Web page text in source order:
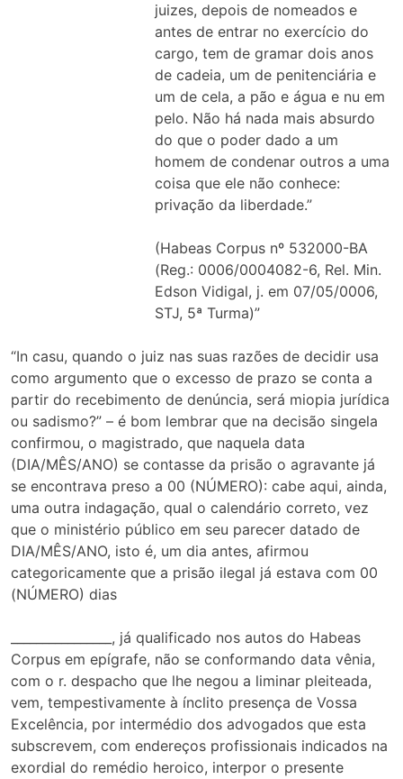
juizes, depois de nomeados e
antes de entrar no exercício do
cargo, tem de gramar dois anos
de cadeia, um de penitenciária e
um de cela, a pão e água e nu em
pelo. Não há nada mais absurdo
do que o poder dado a um
homem de condenar outros a uma
coisa que ele não conhece:
privação da liberdade.”
(Habeas Corpus nº 532000-BA
(Reg.: 0006/0004082-6, Rel. Min.
Edson Vidigal, j. em 07/05/0006,
STJ, 5ª Turma)”
“In casu, quando o juiz nas suas razões de decidir usa
como argumento que o excesso de prazo se conta a
partir do recebimento de denúncia, será miopia jurídica
ou sadismo?” – é bom lembrar que na decisão singela
confirmou, o magistrado, que naquela data
(DIA/MÊS/ANO) se contasse da prisão o agravante já
se encontrava preso a 00 (NÚMERO): cabe aqui, ainda,
uma outra indagação, qual o calendário correto, vez
que o ministério público em seu parecer datado de
DIA/MÊS/ANO, isto é, um dia antes, afirmou
categoricamente que a prisão ilegal já estava com 00
(NÚMERO) dias
________________, já qualificado nos autos do Habeas
Corpus em epígrafe, não se conformando data vênia,
com o r. despacho que lhe negou a liminar pleiteada,
vem, tempestivamente à ínclito presença de Vossa
Excelência, por intermédio dos advogados que esta
subscrevem, com endereços profissionais indicados na
exordial do remédio heroico, interpor o presente